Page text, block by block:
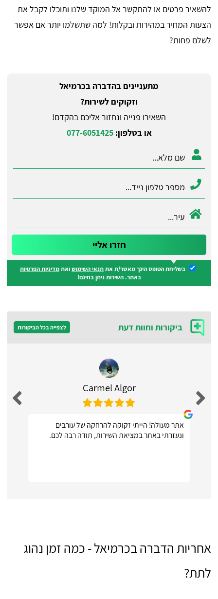
להשאיר פרטים או להתקשר אל המוקד שלנו ותוכלו לקבל את
הצעות המחיר במהירות ובקלות! למה שתשלמו יותר אם אפשר
לשלם פחות?
מתעניינים בהדברה בכרמיאל
וזקוקים לשירות?
השאירו פנייה ונחזור אליכם בהקדם!
או בטלפון:077-6051425
בשליחת הטופס הינך מאשר/ת אתתנאי השימושואתמדיניות הפרטיות
באתר. השירות ניתן בחינם!
ביקורות וחוות דעת לצפייה בכל הביקורות
Carmel Algor
אתר מעולה! הייתי זקוקה להרחקה של עורבים
ונעזרתי באתר במציאת השירות, תודה רבה לכם.
אחריות הדברה בכרמיאל - כמה זמן נהוג
לתת?